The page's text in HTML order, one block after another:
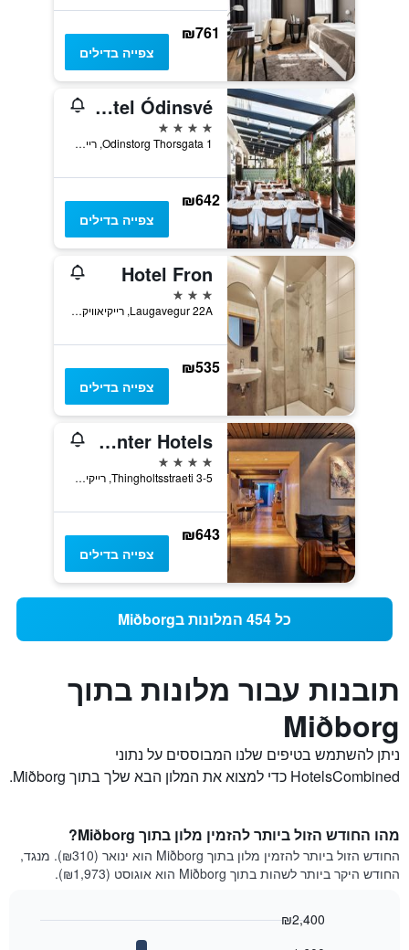
₪761
צפייה בדילים
Hotel Ódinsvé
4 כוכבים
Odinstorg Thorsgata 1, רייקיאוויק, איסלנד
₪642
צפייה בדילים
Hotel Fron
3 כוכבים
Laugavegur 22A, רייקיאוויק, איסלנד
₪535
צפייה בדילים
Þingholt by Center Hotels
4 כוכבים
Thingholtsstraeti 3-5, רייקיאוויק, איסלנד
₪643
צפייה בדילים
כל 454 המלונות בMiðborg
תובנות עבור מלונות בתוך
Miðborg
ניתן להשתמש בטיפים שלנו המבוססים על נתוני
HotelsCombined כדי למצוא את המלון הבא שלך בתוך Miðborg.
מהו החודש הזול ביותר להזמין מלון בתוך Miðborg?
החודש הזול ביותר להזמין מלון בתוך Miðborg הוא ינואר (₪310). מנגד,
החודש היקר ביותר לשהות בתוך Miðborg הוא אוגוסט (₪1,973).
₪2,400